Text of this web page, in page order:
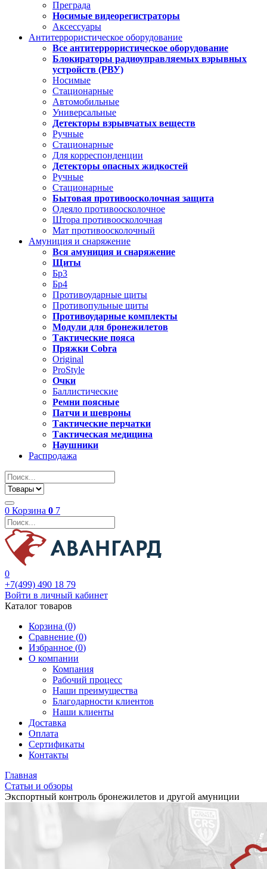
Преграда
Носимые видеорегистраторы
Аксессуары
Антитеррористическое оборудование
Все антитеррористическое оборудование
Блокираторы радиоуправляемых взрывных
устройств (РВУ)
Носимые
Стационарные
Автомобильные
Универсальные
Детекторы взрывчатых веществ
Ручные
Стационарные
Для корреспонденции
Детекторы опасных жидкостей
Ручные
Стационарные
Бытовая противоосколочная защита
Одеяло противоосколочное
Штора противоосколочная
Мат противоосколочный
Амуниция и снаряжение
Вся амуниция и снаряжение
Щиты
Бр3
Бр4
Противоударные щиты
Противопульные щиты
Противоударные комплекты
Модули для бронежилетов
Тактические пояса
Пряжки Cobra
Original
ProStyle
Очки
Баллистические
Ремни поясные
Патчи и шевроны
Тактические перчатки
Тактическая медицина
Наушники
Распродажа
0 Корзина 0 7
0
+7(499) 490 18 79
Войти в личный кабинет
Каталог товаров
Корзина (0)
Сравнение (0)
Избранное (0)
О компании
Компания
Рабочий процесс
Наши преимущества
Благодарности клиентов
Наши клиенты
Доставка
Оплата
Сертификаты
Контакты
Главная
Статьи и обзоры
Экспортный контроль бронежилетов и другой амуниции